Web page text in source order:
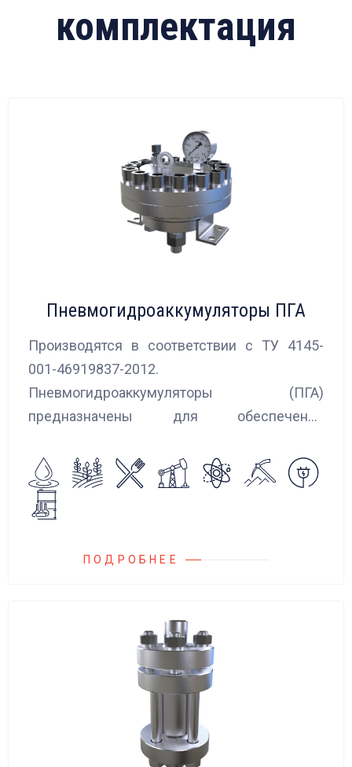
комплектация
Пневмогидроаккумуляторы ПГА
Производятся в соответствии с ТУ 4145-
001-46919837-2012.
Пневмогидроаккумуляторы (ПГА)
предназначены для обеспечения
колебаний потока жидкости, возникающих в
гидравлических системах.
ПОДРОБНЕЕ